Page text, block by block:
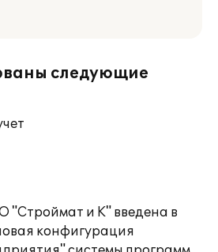
следующие
"Строймат и К" введена в
конфигурация